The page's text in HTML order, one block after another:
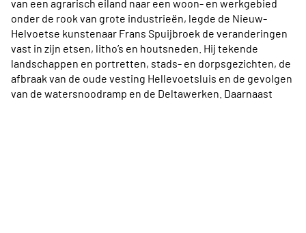
van een agrarisch eiland naar een woon- en werkgebied
onder de rook van grote industrieën, legde de Nieuw-
Helvoetse kunstenaar Frans Spuijbroek de veranderingen
vast in zijn etsen, litho’s en houtsneden. Hij tekende
landschappen en portretten, stads- en dorpsgezichten, de
afbraak van de oude vesting Hellevoetsluis en de gevolgen
van de watersnoodramp en de Deltawerken. Daarnaast